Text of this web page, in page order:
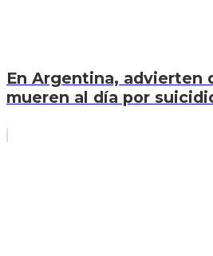
En Argentina, advierten
mueren al día por